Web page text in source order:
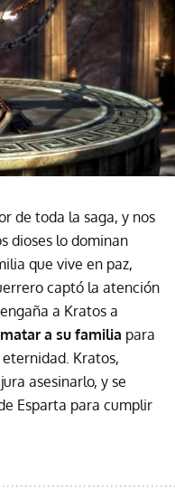
de toda la saga, y nos
dioses lo dominan
que vive en paz,
captó la atención
a Kratos a
a su familia para
Kratos,
asesinarlo, y se
Esparta para cumplir